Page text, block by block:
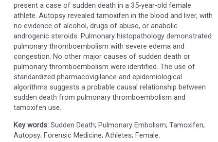
present a case of sudden death in a 35-year-old female
athlete. Autopsy revealed tamoxifen in the blood and liver, with
no evidence of alcohol, drugs of abuse, or anabolic-
androgenic steroids. Pulmonary histopathology demonstrated
pulmonary thromboembolism with severe edema and
congestion. No other major causes of sudden death or
pulmonary thromboembolism were identified. The use of
standardized pharmacovigilance and epidemiological
algorithms suggests a probable causal relationship between
sudden death from pulmonary thromboembolism and
tamoxifen use.
Key words:Sudden Death; Pulmonary Embolism; Tamoxifen;
Autopsy; Forensic Medicine; Athletes; Female.